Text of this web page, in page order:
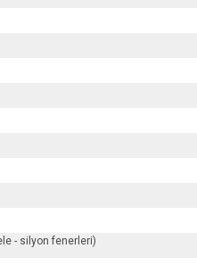
- silyon fenerleri)